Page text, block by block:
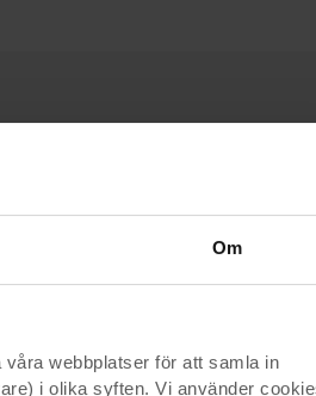
Om
webbplatser för att samla in
i olika syften. Vi använder
bedömningen, de
de effekter som
tre grupper: